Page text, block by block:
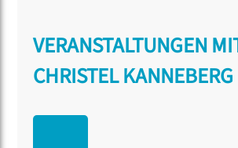
VERANSTALTUNGEN
CHRISTEL KANNEBERG